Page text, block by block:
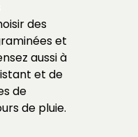
des
et
aussi à
et de
de
de pluie.